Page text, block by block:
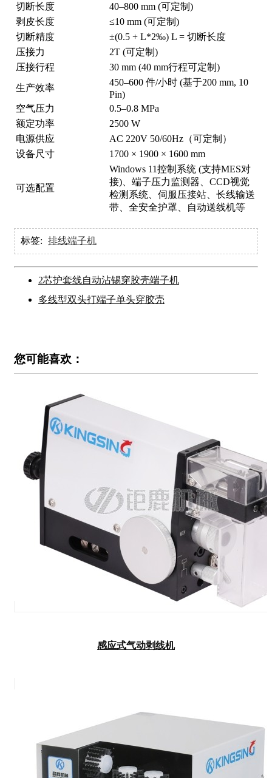
切断长度
40–800 mm (可定制)
剥皮长度
≤10 mm (可定制)
切断精度
±(0.5 + L*2‰) L = 切断长度
压接力
2T (可定制)
压接行程
30 mm (40 mm行程可定制)
生产效率
450–600 件/小时 (基于200 mm, 10
Pin)
空气压力
0.5–0.8 MPa
额定功率
2500 W
电源供应
AC 220V 50/60Hz（可定制）
设备尺寸
1700 × 1900 × 1600 mm
可选配置
Windows 11控制系统 (支持MES对
接)、端子压力监测器、CCD视觉
检测系统、伺服压接站、长线输送
带、全安全护罩、自动送线机等
标签: 排线端子机
2芯护套线自动沾锡穿胶壳端子机
多线型双头打端子单头穿胶壳
您可能喜欢：
感应式气动剥线机